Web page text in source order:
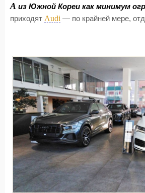
А из Южной Кореи как минимум
приходят Audi — по крайней мере,